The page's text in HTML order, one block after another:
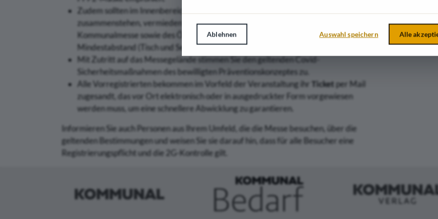
Zudem sollten im Innenbereich größere Gruppen, die länger als 15 Minuten
zusammenstehen, vermieden werden. Bei allen Veranstaltungen im Rahmen der
Kommunalmesse sowie des Österreichischen Gemeindetages ist der
Mindestabstand (Tisch und Sesselanordnung) vorgesehen.
Mit Zutritt auf das Messegelände stimmen Sie den geltenden Covid-
Sicherheitsmaßnahmen des bewilligten Präventionskonzeptes zu.
Alle Vorregistrierten bekommen im Vorfeld der Veranstaltung ihr Ticket per Mail
zugesandt, das vor Ort elektronisch oder in ausgedruckter Form vorgewiesen
werden muss, um eine schnellere Abwicklung zu garantieren.
Informieren Sie auch Personen aus Ihrem Umfeld, die die Messe besuchen, über die
geltenden Bestimmungen und weisen Sie sie darauf hin, dass für alle Besucher eine
Registrierungspflicht und die 2G-Kontrolle gilt.
Ablehnen Auswahl speichern Alle